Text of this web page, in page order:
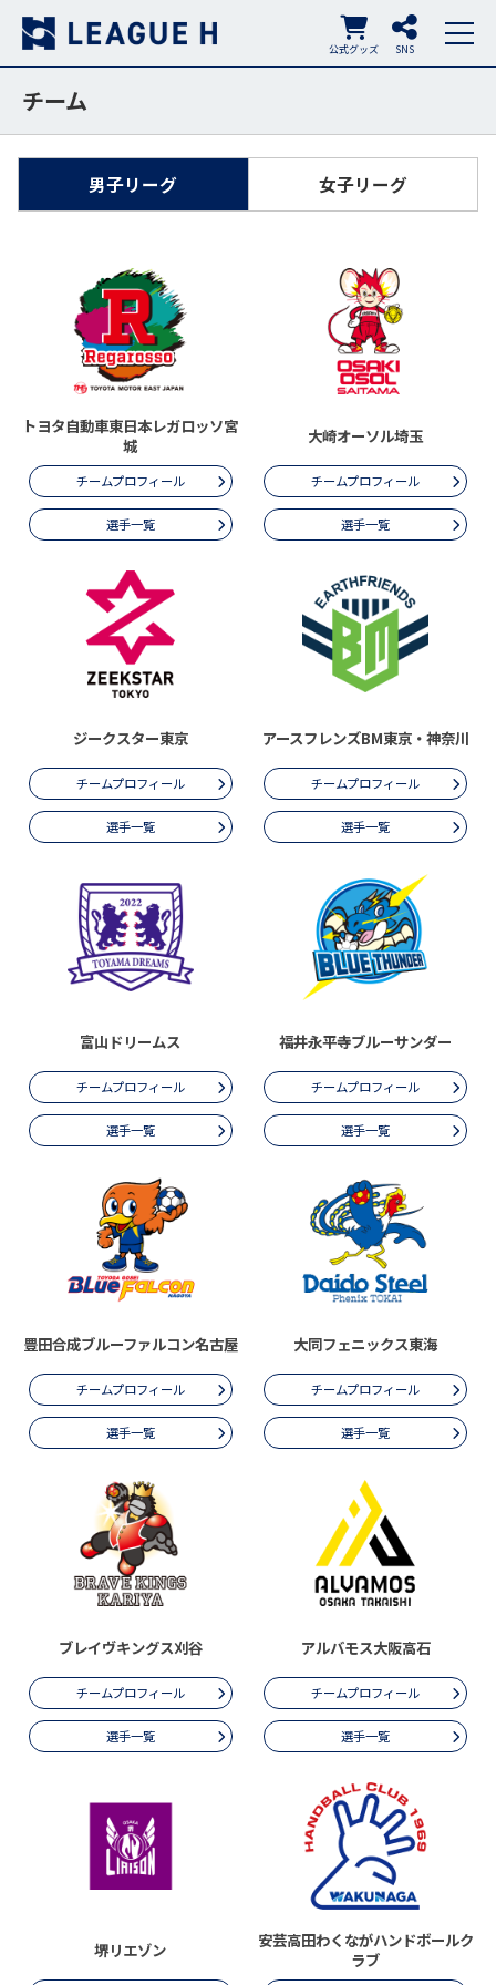
SNS
公式グッズ
チーム
男子リーグ 女子リーグ
トヨタ自動車東日本レガロッソ宮
城
チームプロフィール
選手一覧
大崎オーソル埼玉
チームプロフィール
選手一覧
ジークスター東京
チームプロフィール
選手一覧
アースフレンズBM東京・神奈川
チームプロフィール
選手一覧
富山ドリームス
チームプロフィール
選手一覧
福井永平寺ブルーサンダー
チームプロフィール
選手一覧
豊田合成ブルーファルコン名古屋
チームプロフィール
選手一覧
大同フェニックス東海
チームプロフィール
選手一覧
ブレイヴキングス刈谷
チームプロフィール
選手一覧
アルバモス大阪高石
チームプロフィール
選手一覧
堺リエゾン
安芸高田わくながハンドボールク
ラブ